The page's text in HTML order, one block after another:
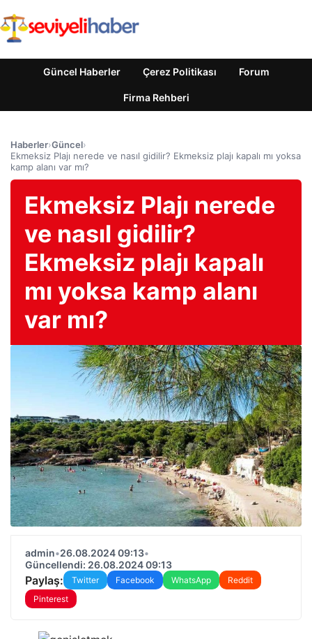
Güncel Haberler Çerez Politikası Forum
Firma Rehberi
Haberler›Güncel›
Ekmeksiz Plajı nerede ve nasıl gidilir? Ekmeksiz plajı kapalı mı yoksa
kamp alanı var mı?
Ekmeksiz Plajı nerede
ve nasıl gidilir?
Ekmeksiz plajı kapalı
mı yoksa kamp alanı
var mı?
admin•26.08.2024 09:13•
Güncellendi: 26.08.2024 09:13
Paylaş: Twitter Facebook WhatsApp
Reddit
Pinterest